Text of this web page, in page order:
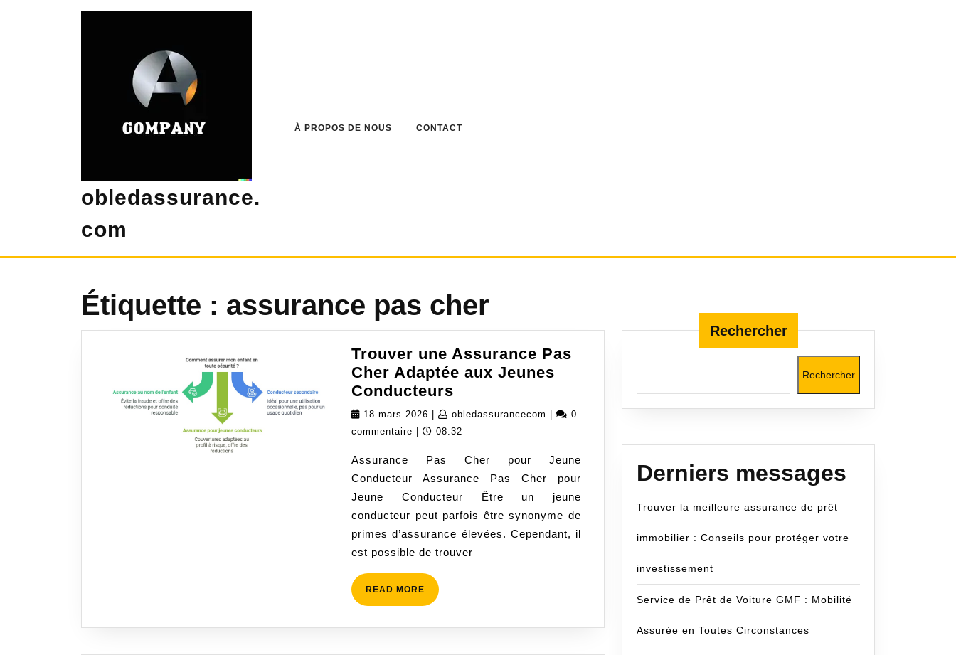
obledassurance.
com
À PROPOS DE NOUS CONTACT
Étiquette : assurance pas cher
Trouver une Assurance Pas
Cher Adaptée aux Jeunes
Conducteurs
une
Assurance
Cher
Adaptée
aux
Jeunes
Conducteurs
18 mars 2026 18
mars
obledassurancecom obledassurancecom
0
commentaire
08:32
Assurance Pas Cher pour Jeune
Conducteur Assurance Pas Cher pour
Jeune Conducteur Être un jeune
conducteur peut parfois être synonyme de
primes d’assurance élevées. Cependant, il
est possible de trouver
READ MORE READ
MORE
Rechercher
Rechercher
Derniers messages
Trouver la meilleure assurance de prêt
immobilier : Conseils pour protéger votre
investissement
Service de Prêt de Voiture GMF : Mobilité
Assurée en Toutes Circonstances